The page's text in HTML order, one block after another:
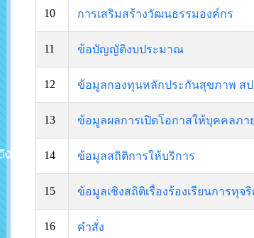
น
10 การเสริมสร้างวัฒนธรรมองค์กร
11 ข้อบัญญัติงบประมาณ
12 ข้อมูลกองทุนหลักประกันสุขภาพ ส
13 ข้อมูลผลการเปิดโอกาสให้บุคคลภา
14 ข้อมูลสถิติการให้บริการ
15 ข้อมูลเชิงสถิติเรื่องร้องเรียนการทุ
16 คำสั่ง